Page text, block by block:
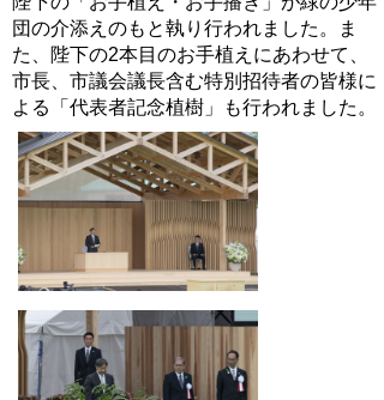
団の介添えのもと執り行われました。ま
た、陛下の2本目のお手植えにあわせて、
市長、市議会議長含む特別招待者の皆様に
よる「代表者記念植樹」も行われました。